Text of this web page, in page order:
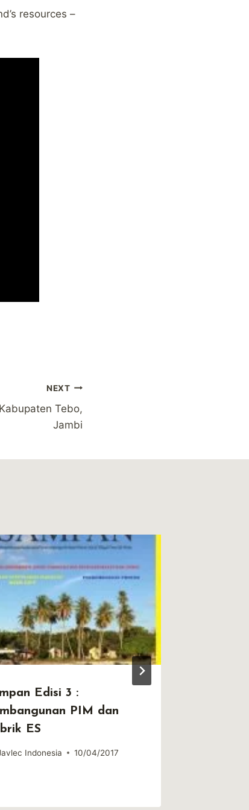
resources –
NEXT
Tebo,
Jambi
Edisi 3 :
PIM dan
ES
Indonesia 10/04/2017